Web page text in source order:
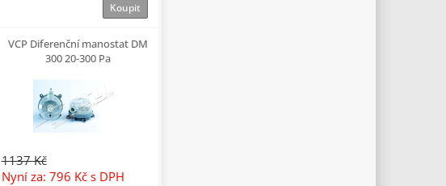
Koupit
VCP Diferenční manostat DM
300 20-300 Pa
1137 Kč
Nyní za: 796 Kč s DPH